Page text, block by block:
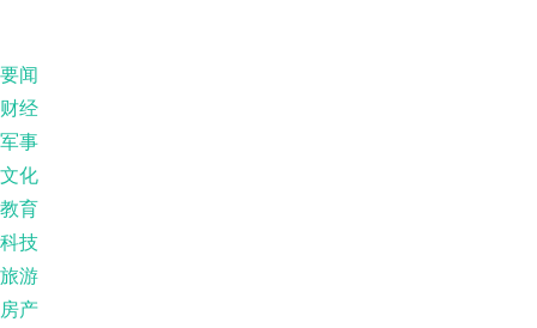
要闻
财经
军事
文化
教育
科技
旅游
房产